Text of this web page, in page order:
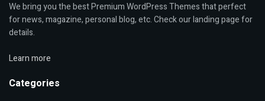
We bring you the best Premium WordPress Themes that perfect
for news, magazine, personal blog, etc. Check our landing page for
details.
Learn more
Categories